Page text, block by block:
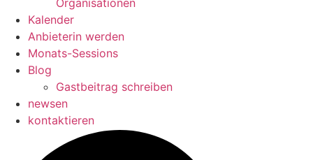
Organisationen
Kalender
Anbieterin werden
Monats-Sessions
Blog
Gastbeitrag schreiben
newsen
kontaktieren